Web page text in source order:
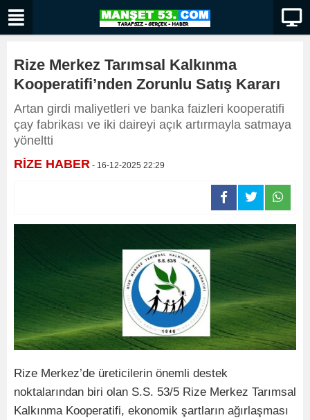
Rize Merkez Tarımsal Kalkınma
Kooperatifi’nden Zorunlu Satış Kararı
Artan girdi maliyetleri ve banka faizleri kooperatifi
çay fabrikası ve iki daireyi açık artırmayla satmaya
yöneltti
RİZE HABER - 16-12-2025 22:29
Rize Merkez’de üreticilerin önemli destek
noktalarından biri olan S.S. 53/5 Rize Merkez Tarımsal
Kalkınma Kooperatifi, ekonomik şartların ağırlaşması